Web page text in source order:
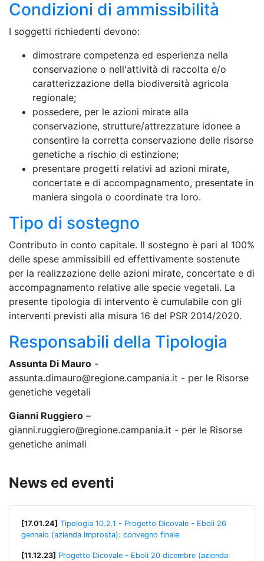
Condizioni di ammissibilità
I soggetti richiedenti devono:
dimostrare competenza ed esperienza nella
conservazione o nell'attività di raccolta e/o
caratterizzazione della biodiversità agricola
regionale;
possedere, per le azioni mirate alla
conservazione, strutture/attrezzature idonee a
consentire la corretta conservazione delle risorse
genetiche a rischio di estinzione;
presentare progetti relativi ad azioni mirate,
concertate e di accompagnamento, presentate in
maniera singola o coordinate tra loro.
Tipo di sostegno
Contributo in conto capitale. Il sostegno è pari al 100%
delle spese ammissibili ed effettivamente sostenute
per la realizzazione delle azioni mirate, concertate e di
accompagnamento relative alle specie vegetali. La
presente tipologia di intervento è cumulabile con gli
interventi previsti alla misura 16 del PSR 2014/2020.
Responsabili della Tipologia
Assunta Di Mauro -
assunta.dimauro@regione.campania.it - per le Risorse
genetiche vegetali
Gianni Ruggiero –
gianni.ruggiero@regione.campania.it - per le Risorse
genetiche animali
News ed eventi
[17.01.24] Tipologia 10.2.1 - Progetto Dicovale - Eboli 26
gennaio (azienda Improsta): convegno finale
[11.12.23] Progetto Dicovale - Eboli 20 dicembre (azienda